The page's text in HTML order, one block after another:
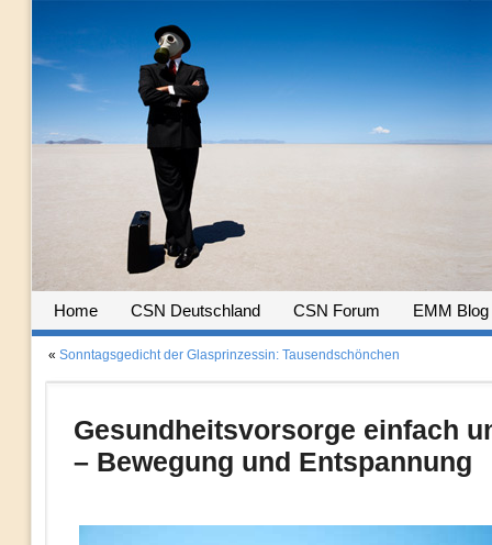
Home CSN Deutschland CSN Forum EMM Blog
« Sonntagsgedicht der Glasprinzessin: Tausendschönchen
Gesundheitsvorsorge einfach
– Bewegung und Entspannung